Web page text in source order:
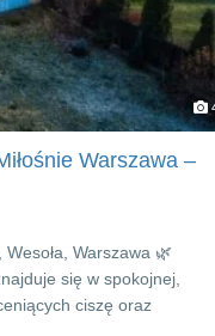
Warszawa –
Warszawa 🌿
się w spokojnej,
ciszę oraz